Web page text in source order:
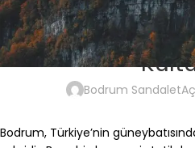
BODRUM
Bodrum’un
Bodrum Sandalet
Bodrum, Türkiye’nin